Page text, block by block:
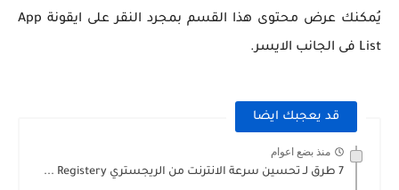
يُمكنك عرض محتوى هذا القسم بمجرد النقر على ايقونة App
List فى الجانب الايسر.
قد يعجبك ايضا
منذ بضع اعوام
7 طرق لـ تحسين سرعة الانترنت من الريجستري Registery ...